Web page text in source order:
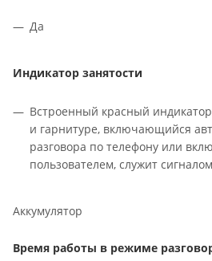
Да
Индикатор занятости
Встроенный красный
и гарнитуре, включающийся
разговора по телефону или
пользователем, служит
Аккумулятор
Время работы в режиме